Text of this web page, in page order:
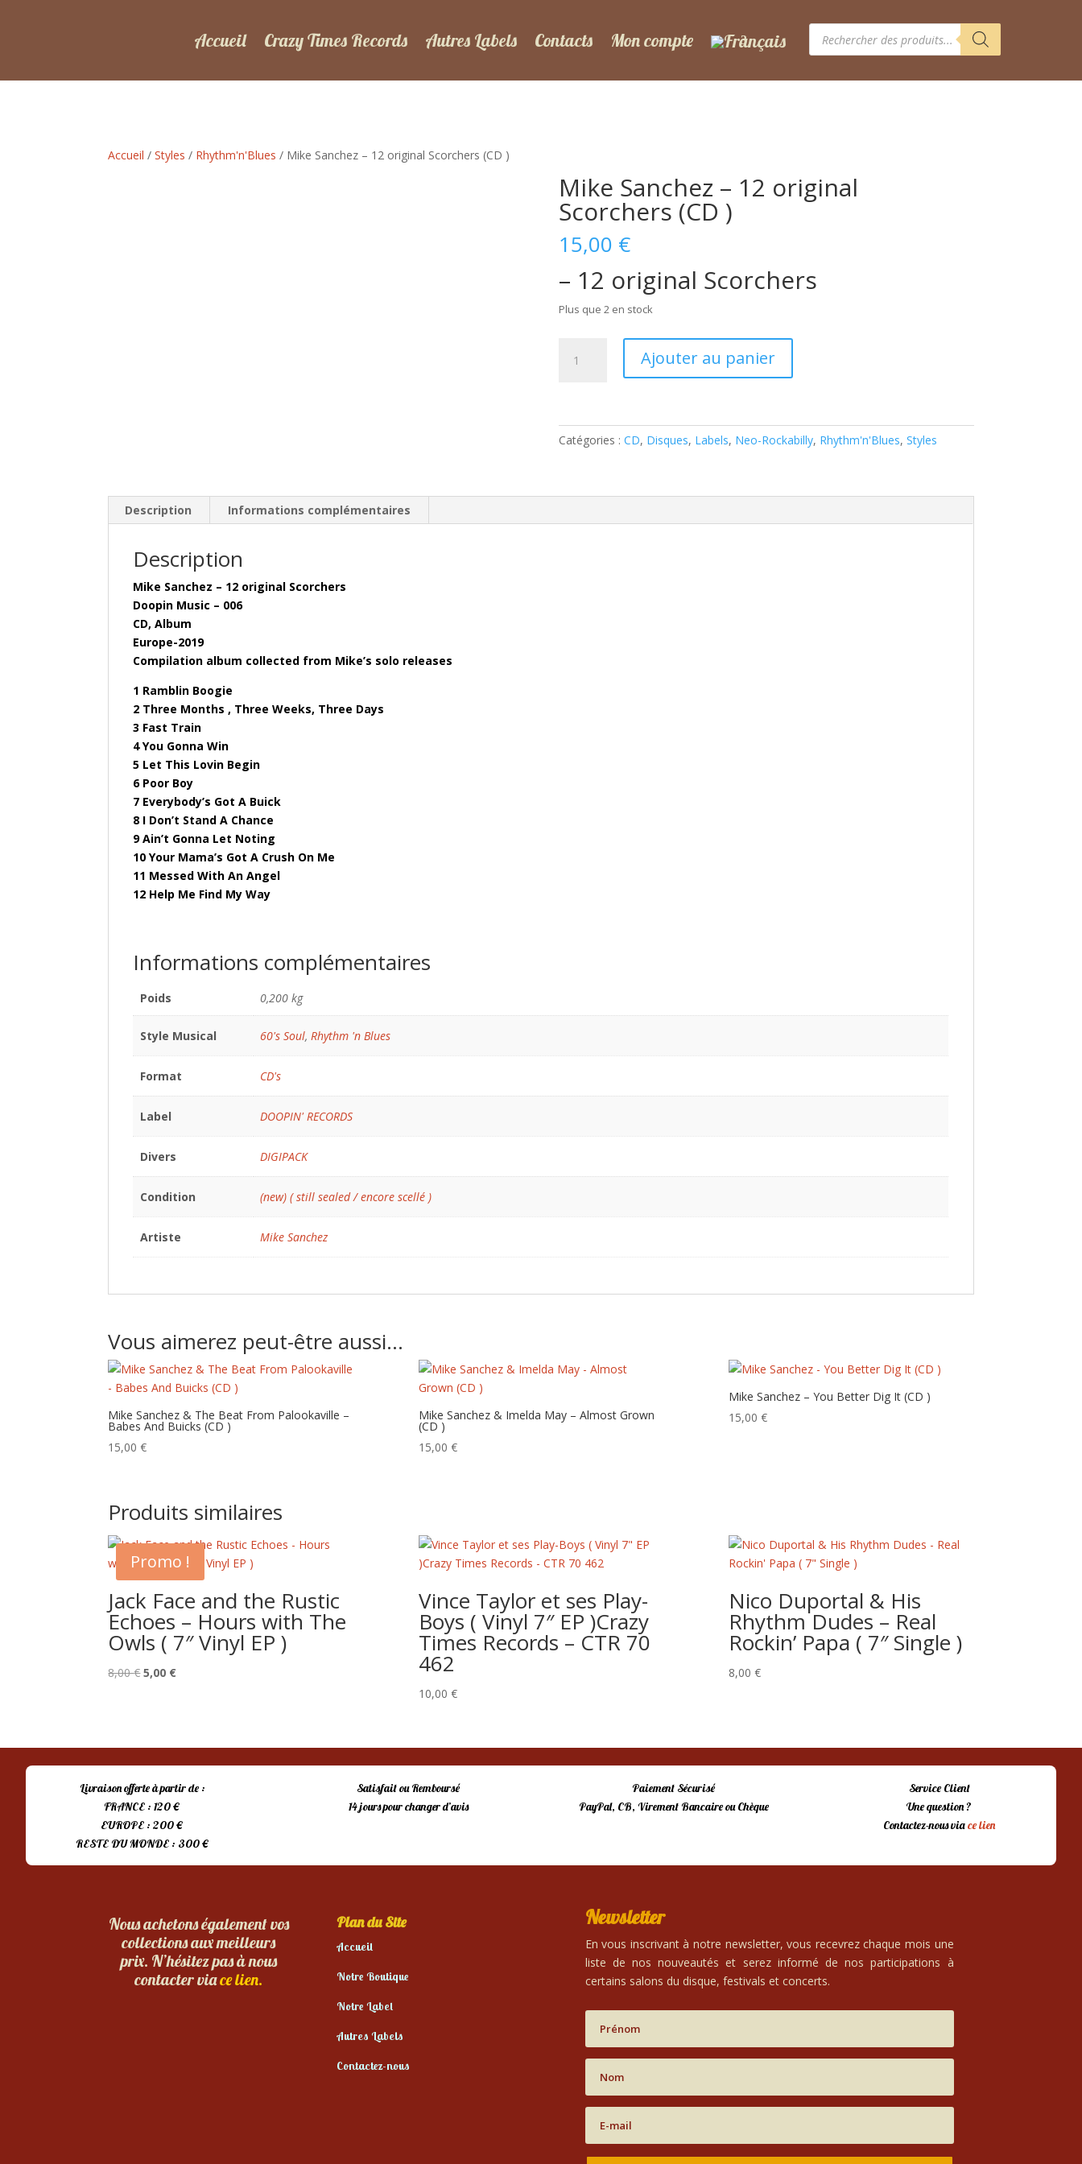
Accueil Crazy Times Records Autres Labels Contacts Mon compte
Recherche
produits
Accueil /Styles / Rhythm'n'Blues / Mike Sanchez – 12 original Scorchers (CD )
Mike Sanchez – 12 original
Scorchers (CD )
15,00 €
– 12 original Scorchers
Plus que 2 en stock
12
(CD
Ajouter au panier
Catégories : CD, Disques, Labels, Neo-Rockabilly, Rhythm'n'Blues, Styles
Description Informations complémentaires
Description
Mike Sanchez – 12 original Scorchers
Doopin Music – 006
CD, Album
Europe-2019
Compilation album collected from Mike’s solo releases
1 Ramblin Boogie
2 Three Months , Three Weeks, Three Days
3 Fast Train
4 You Gonna Win
5 Let This Lovin Begin
6 Poor Boy
7 Everybody’s Got A Buick
8 I Don’t Stand A Chance
9 Ain’t Gonna Let Noting
10 Your Mama’s Got A Crush On Me
11 Messed With An Angel
12 Help Me Find My Way
Informations complémentaires
Poids 0,200 kg
Style Musical 60's Soul,Rhythm 'n Blues
Format CD's
Label DOOPIN' RECORDS
Divers DIGIPACK
Condition (new) ( still sealed / encore scellé )
Artiste Mike Sanchez
Vous aimerez peut-être aussi…
Mike Sanchez & The Beat From Palookaville –
Babes And Buicks (CD )
15,00€
Mike Sanchez & Imelda May – Almost Grown
(CD )
15,00 €
Mike Sanchez – You Better Dig It (CD )
15,00 €
Produits similaires
Promo !
Jack Face and the Rustic
Echoes – Hours with The
Owls ( 7″ Vinyl EP )
8,00€Le
8,00 €.
5,00 €Le
5,00 €.
Vince Taylor et ses Play-
Boys ( Vinyl 7″ EP )Crazy
Times Records – CTR 70
462
10,00 €
Nico Duportal & His
Rhythm Dudes – Real
Rockin’ Papa ( 7″ Single )
8,00 €
Livraison offerte à partir de :
FRANCE : 120 €
EUROPE : 200 €
RESTE DU MONDE : 300 €
Satisfait ou Remboursé
14 jours pour changer d’avis
Paiement Sécurisé
PayPal, CB, Virement Bancaire ou Chèque
Service Client
Une question ?
Contactez-nous viace lien
Nous achetons également vos
collections aux meilleurs
prix. N’hésitez pas à nous
contacter viace lien.
Plan du Site
Accueil
Notre Boutique
Notre Label
Autres Labels
Contactez-nous
Newsletter
En vous inscrivant à notre newsletter, vous recevrez chaque mois une
liste de nos nouveautés et serez informé de nos participations à
certains salons du disque, festivals et concerts.